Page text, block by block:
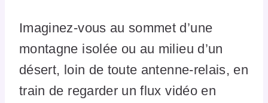
Imaginez-vous au sommet d’une
montagne isolée ou au milieu d’un
désert, loin de toute antenne-relais, en
train de regarder un flux vidéo en